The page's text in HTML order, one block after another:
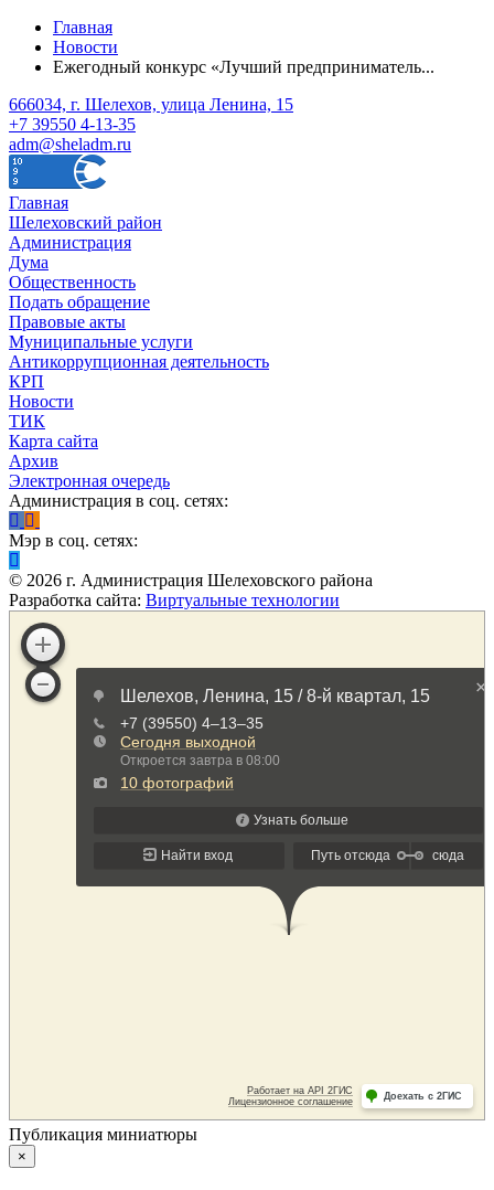
Главная
Новости
Ежегодный конкурс «Лучший предприниматель...
666034, г. Шелехов, улица Ленина, 15
+7 39550 4-13-35
adm@sheladm.ru
Главная
Шелеховский район
Администрация
Дума
Общественность
Подать обращение
Правовые акты
Муниципальные услуги
Антикоррупционная деятельность
КРП
Новости
ТИК
Карта сайта
Архив
Электронная очередь
Администрация в соц. сетях:
Мэр в соц. сетях:
© 2026 г. Администрация Шелеховского района
Разработка сайта: Виртуальные технологии
Публикация миниатюры
×